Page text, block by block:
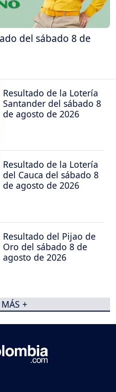
del sábado 8 de
Resultado de la Lotería
Santander del sábado 8
de agosto de 2026
Resultado de la Lotería
del Cauca del sábado 8
de agosto de 2026
Resultado del Pijao de
Oro del sábado 8 de
agosto de 2026
+